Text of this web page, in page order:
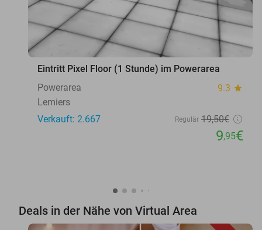
Eintritt Pixel Floor (1 Stunde) im Powerarea
Powerarea
9.3 star
Lemiers
Verkauft: 2.667
Regulär 19,50€
9,95€
Deals in der Nähe von Virtual Area